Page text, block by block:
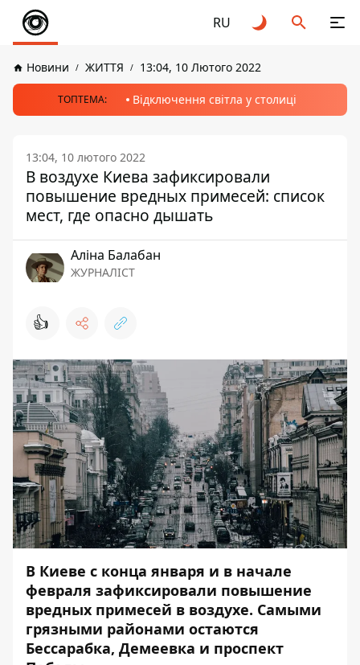
RU
Новини ЖИТТЯ 13:04, 10 Лютого 2022
ТОПТЕМА: Відключення світла у столиці
13:04, 10 лютого 2022
В воздухе Киева зафиксировали
повышение вредных примесей: список
мест, где опасно дышать
Аліна Балабан
ЖУРНАЛІСТ
👍
В Киеве с конца января и в начале
февраля зафиксировали повышение
вредных примесей в воздухе. Самыми
грязными районами остаются
Бессарабка, Демеевка и проспект